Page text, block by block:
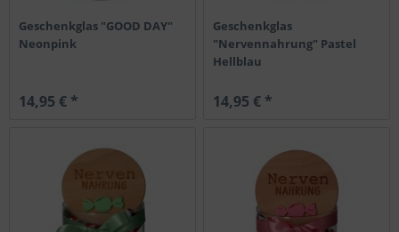
Geschenkglas "GOOD DAY"
Neonpink
14,95 € *
Geschenkglas
"Nervennahrung" Pastel
Hellblau
14,95 € *